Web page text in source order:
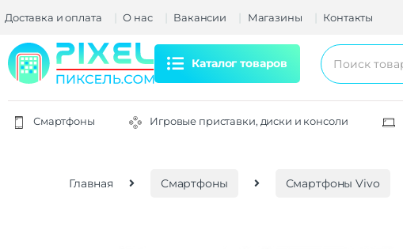
Доставка и оплата О нас Вакансии Магазины Контакты
Каталог товаров
Смартфоны Игровые приставки, диски и консоли
Главная Смартфоны Смартфоны Vivo